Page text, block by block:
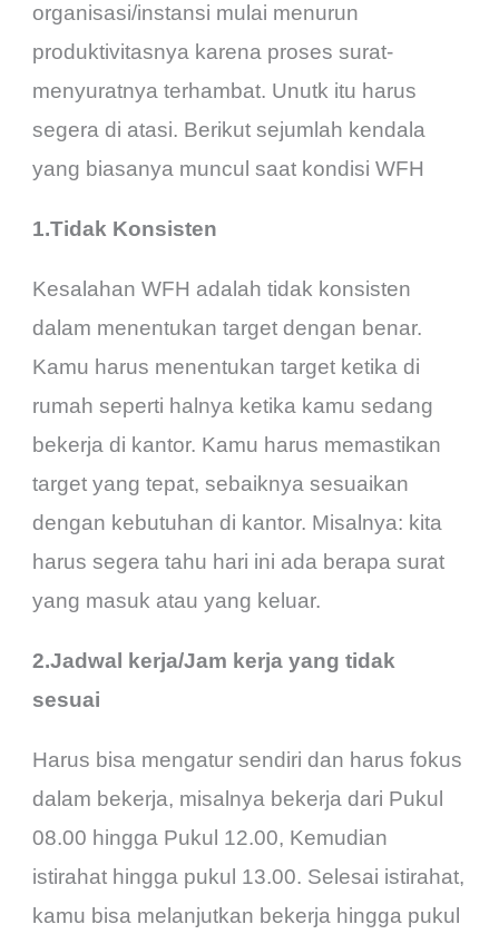
organisasi/instansi mulai menurun
produktivitasnya karena proses surat-
menyuratnya terhambat. Unutk itu harus
segera di atasi. Berikut sejumlah kendala
yang biasanya muncul saat kondisi WFH
1.Tidak Konsisten
Kesalahan WFH adalah tidak konsisten
dalam menentukan target dengan benar.
Kamu harus menentukan target ketika di
rumah seperti halnya ketika kamu sedang
bekerja di kantor. Kamu harus memastikan
target yang tepat, sebaiknya sesuaikan
dengan kebutuhan di kantor. Misalnya: kita
harus segera tahu hari ini ada berapa surat
yang masuk atau yang keluar.
2.Jadwal kerja/Jam kerja yang tidak
sesuai
Harus bisa mengatur sendiri dan harus fokus
dalam bekerja, misalnya bekerja dari Pukul
08.00 hingga Pukul 12.00, Kemudian
istirahat hingga pukul 13.00. Selesai istirahat,
kamu bisa melanjutkan bekerja hingga pukul